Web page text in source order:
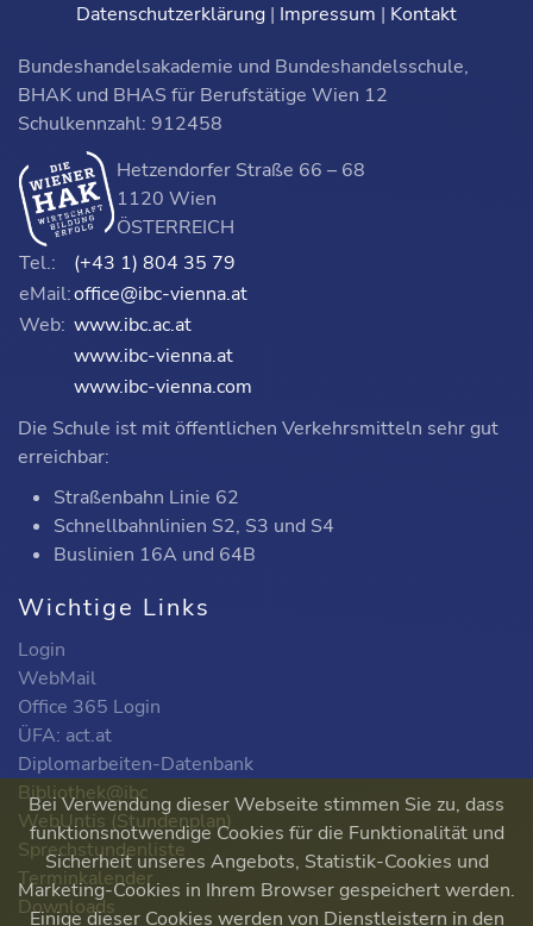
Datenschutzerklärung | Impressum | Kontakt
Bundeshandelsakademie und Bundeshandelsschule,
BHAK und BHAS für Berufstätige Wien 12
Schulkennzahl: 912458
Hetzendorfer Straße 66 – 68
1120 Wien
ÖSTERREICH
Tel.:
(+43 1) 804 35 79
eMail:office@ibc-vienna.at
Web: www.ibc.ac.at
www.ibc-vienna.at
www.ibc-vienna.com
Die Schule ist mit öffentlichen Verkehrsmitteln sehr gut
erreichbar:
Straßenbahn Linie 62
Schnellbahnlinien S2, S3 und S4
Buslinien 16A und 64B
Wichtige Links
Login
WebMail
Office 365 Login
ÜFA: act.at
Diplomarbeiten-Datenbank
Bibliothek@ibc
WebUntis (Stundenplan)
Sprechstundenliste
Terminkalender
Downloads
Bei Verwendung dieser Webseite stimmen Sie zu, dass
funktionsnotwendige Cookies für die Funktionalität und
Sicherheit unseres Angebots, Statistik-Cookies und
Marketing-Cookies in Ihrem Browser gespeichert werden.
Einige dieser Cookies werden von Dienstleistern in den